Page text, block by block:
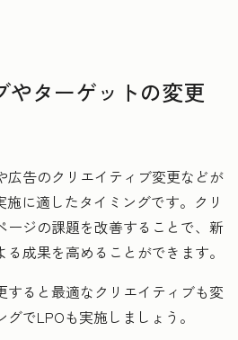
やターゲットの変更
広告のクリエイティブ変更などが
に適したタイミングです。クリ
ージの課題を改善することで、新
成果を高めることができます。
すると最適なクリエイティブも変
でLPOも実施しましょう。